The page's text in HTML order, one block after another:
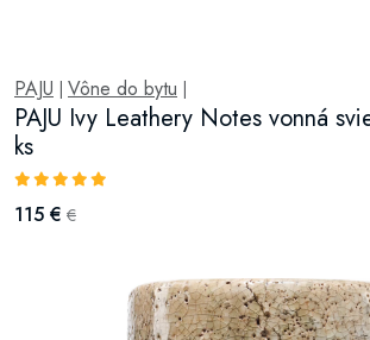
PAJU Vône do bytu
PAJU Ivy Leathery Notes vonná
ks
115 € €